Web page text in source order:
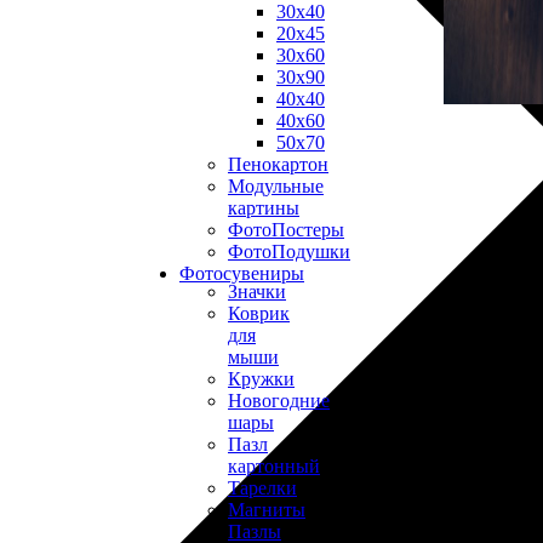
30х40
20х45
30х60
30х90
40х40
40х60
50х70
Пенокартон
Модульные
картины
ФотоПостеры
ФотоПодушки
Фотоcувениры
Значки
Коврик
для
мыши
Кружки
Новогодние
шары
Пазл
картонный
Тарелки
Магниты
Пазлы